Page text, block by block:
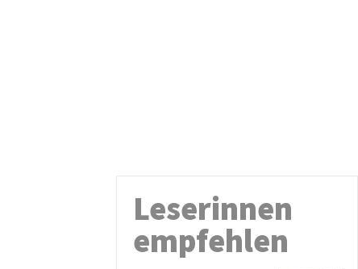
Leserinnen
empfehlen